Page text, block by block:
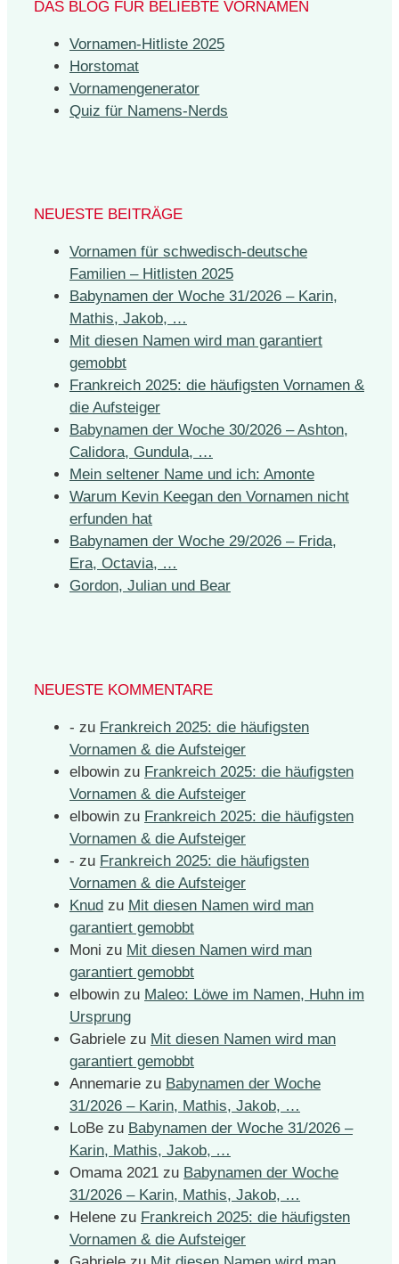
DAS BLOG FÜR BELIEBTE VORNAMEN
Vornamen-Hitliste 2025
Horstomat
Vornamengenerator
Quiz für Namens-Nerds
NEUESTE BEITRÄGE
Vornamen für schwedisch-deutsche
Familien – Hitlisten 2025
Babynamen der Woche 31/2026 – Karin,
Mathis, Jakob, …
Mit diesen Namen wird man garantiert
gemobbt
Frankreich 2025: die häufigsten Vornamen &
die Aufsteiger
Babynamen der Woche 30/2026 – Ashton,
Calidora, Gundula, …
Mein seltener Name und ich: Amonte
Warum Kevin Keegan den Vornamen nicht
erfunden hat
Babynamen der Woche 29/2026 – Frida,
Era, Octavia, …
Gordon, Julian und Bear
NEUESTE KOMMENTARE
- zu Frankreich 2025: die häufigsten
Vornamen & die Aufsteiger
elbowin zu Frankreich 2025: die häufigsten
Vornamen & die Aufsteiger
elbowin zu Frankreich 2025: die häufigsten
Vornamen & die Aufsteiger
- zu Frankreich 2025: die häufigsten
Vornamen & die Aufsteiger
Knud zu Mit diesen Namen wird man
garantiert gemobbt
Moni zu Mit diesen Namen wird man
garantiert gemobbt
elbowin zu Maleo: Löwe im Namen, Huhn im
Ursprung
Gabriele zu Mit diesen Namen wird man
garantiert gemobbt
Annemarie zu Babynamen der Woche
31/2026 – Karin, Mathis, Jakob, …
LoBe zu Babynamen der Woche 31/2026 –
Karin, Mathis, Jakob, …
Omama 2021 zu Babynamen der Woche
31/2026 – Karin, Mathis, Jakob, …
Helene zu Frankreich 2025: die häufigsten
Vornamen & die Aufsteiger